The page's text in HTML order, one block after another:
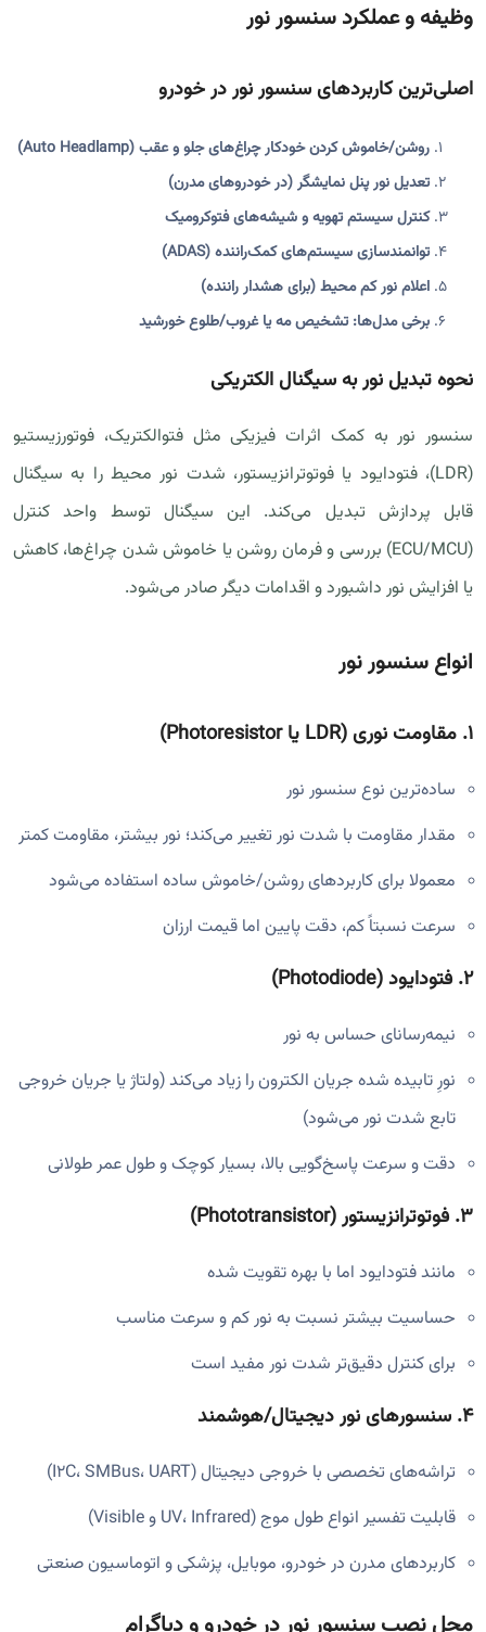
وظیفه و عملکرد سنسور نور
اصلی‌ترین کاربردهای سنسور نور در خودرو
روشن/خاموش کردن خودکار چراغ‌های جلو و عقب (Auto Headlamp)
تعدیل نور پنل نمایشگر (در خودروهای مدرن)
کنترل سیستم تهویه و شیشه‌های فتوکرومیک
توانمندسازی سیستم‌های کمک‌راننده (ADAS)
اعلام نور کم محیط (برای هشدار راننده)
برخی مدل‌ها: تشخیص مه یا غروب/طلوع خورشید
نحوه تبدیل نور به سیگنال الکتریکی
سنسور نور به کمک اثرات فیزیکی مثل فتوالکتریک، فوتورزیستیو
(LDR)، فتودایود یا فوتوترانزیستور، شدت نور محیط را به سیگنال
قابل پردازش تبدیل می‌کند. این سیگنال توسط واحد کنترل
(ECU/MCU) بررسی و فرمان روشن یا خاموش شدن چراغ‌ها، کاهش
یا افزایش نور داشبورد و اقدامات دیگر صادر می‌شود.
انواع سنسور نور
۱. مقاومت نوری (LDR یا Photoresistor)
ساده‌ترین نوع سنسور نور
مقدار مقاومت با شدت نور تغییر می‌کند؛ نور بیشتر، مقاومت کمتر
معمولا برای کاربردهای روشن/خاموش ساده استفاده می‌شود
سرعت نسبتاً کم، دقت پایین اما قیمت ارزان
۲. فتودایود (Photodiode)
نیمه‌رسانای حساس به نور
نورِ تابیده شده جریان الکترون را زیاد می‌کند (ولتاژ یا جریان خروجی
تابع شدت نور می‌شود)
دقت و سرعت پاسخ‌گویی بالا، بسیار کوچک و طول عمر طولانی
۳. فوتوترانزیستور (Phototransistor)
مانند فتودایود اما با بهره تقویت شده
حساسیت بیشتر نسبت به نور کم و سرعت مناسب
برای کنترل دقیق‌تر شدت نور مفید است
۴. سنسورهای نور دیجیتال/هوشمند
تراشه‌های تخصصی با خروجی دیجیتال (I2C، SMBus، UART)
قابلیت تفسیر انواع طول موج (UV، Infrared و Visible)
کاربردهای مدرن در خودرو، موبایل، پزشکی و اتوماسیون صنعتی